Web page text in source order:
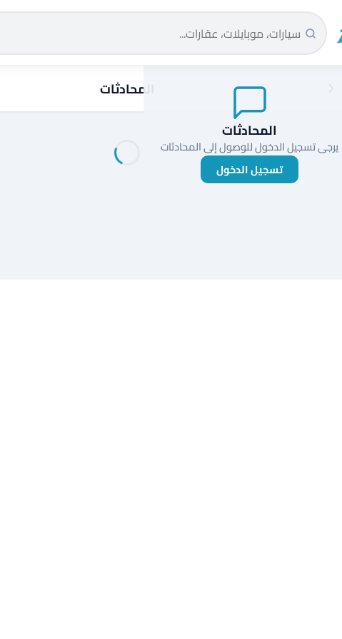
المحادثات
يرجى تسجيل الدخول للوصول إلى المحادثات
تسجيل الدخول
المحادثات